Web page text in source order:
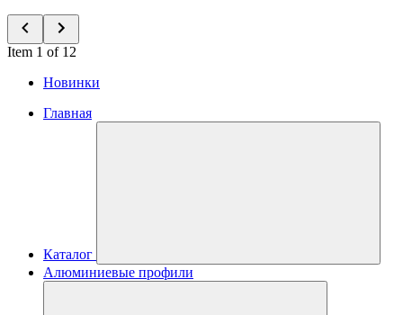
Item 1 of 12
Новинки
Главная
Каталог
Алюминиевые профили